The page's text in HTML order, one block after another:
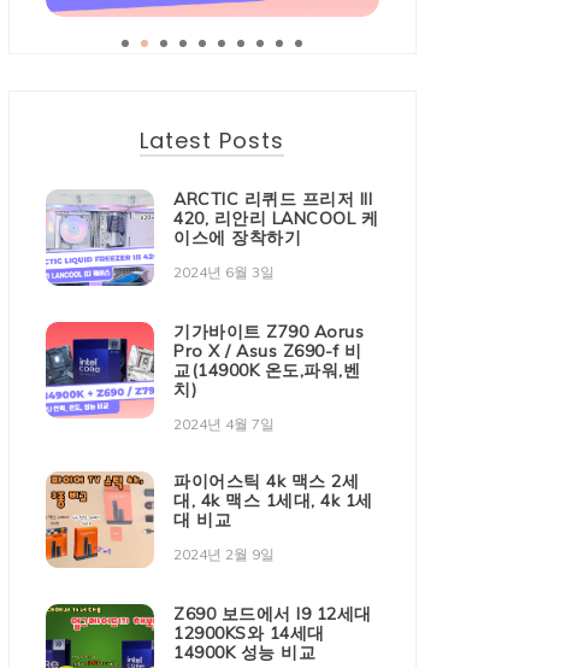
Latest Posts
ARCTIC 리퀴드 프리저 III
420, 리안리 LANCOOL 케
이스에 장착하기
2024년 6월 3일
기가바이트 Z790 Aorus
Pro X / Asus Z690-f 비
교(14900K 온도,파워,벤
치)
2024년 4월 7일
파이어스틱 4k 맥스 2세
대, 4k 맥스 1세대, 4k 1세
대 비교
2024년 2월 9일
Z690 보드에서 I9 12세대
12900KS와 14세대
14900K 성능 비교